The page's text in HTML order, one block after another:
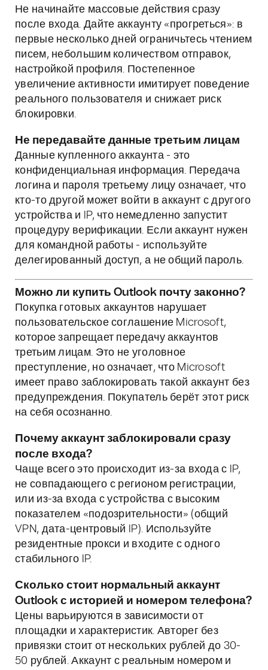
Не начинайте массовые действия сразу
после входа. Дайте аккаунту «прогреться»: в
первые несколько дней ограничьтесь чтением
писем, небольшим количеством отправок,
настройкой профиля. Постепенное
увеличение активности имитирует поведение
реального пользователя и снижает риск
блокировки.
Не передавайте данные третьим лицам
Данные купленного аккаунта - это
конфиденциальная информация. Передача
логина и пароля третьему лицу означает, что
кто-то другой может войти в аккаунт с другого
устройства и IP, что немедленно запустит
процедуру верификации. Если аккаунт нужен
для командной работы - используйте
делегированный доступ, а не общий пароль.
Можно ли купить Outlook почту законно?
Покупка готовых аккаунтов нарушает
пользовательское соглашение Microsoft,
которое запрещает передачу аккаунтов
третьим лицам. Это не уголовное
преступление, но означает, что Microsoft
имеет право заблокировать такой аккаунт без
предупреждения. Покупатель берёт этот риск
на себя осознанно.
Почему аккаунт заблокировали сразу
после входа?
Чаще всего это происходит из-за входа с IP,
не совпадающего с регионом регистрации,
или из-за входа с устройства с высоким
показателем «подозрительности» (общий
VPN, дата-центровый IP). Используйте
резидентные прокси и входите с одного
стабильного IP.
Сколько стоит нормальный аккаунт
Outlook с историей и номером телефона?
Цены варьируются в зависимости от
площадки и характеристик. Авторег без
привязки стоит от нескольких рублей до 30-
50 рублей. Аккаунт с реальным номером и